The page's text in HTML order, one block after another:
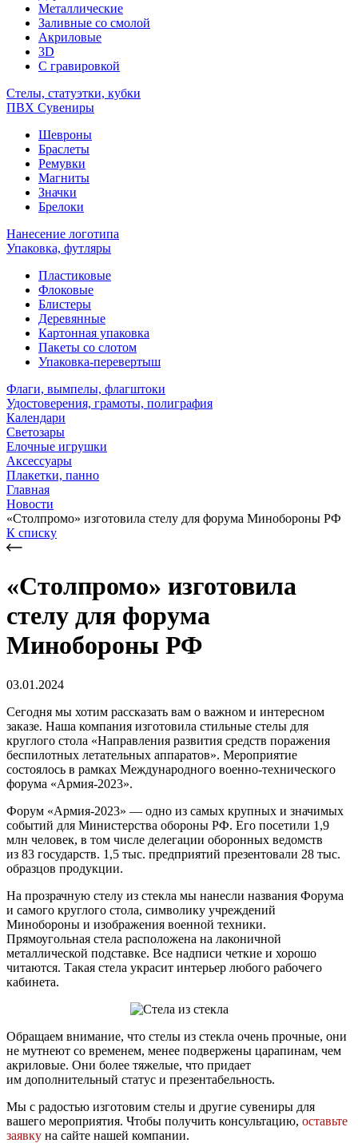
Металлические
Заливные со смолой
Акриловые
3D
C гравировкой
Стелы, статуэтки, кубки
ПВХ Сувениры
Шевроны
Браслеты
Ремувки
Магниты
Значки
Брелоки
Нанесение логотипа
Упаковка, футляры
Пластиковые
Флоковые
Блистеры
Деревянные
Картонная упаковка
Пакеты со слотом
Упаковка-перевертыш
Флаги, вымпелы, флагштоки
Удостоверения, грамоты, полиграфия
Календари
Светозары
Елочные игрушки
Аксессуары
Плакетки, панно
Главная
Новости
«Столпромо» изготовила стелу для форума Минобороны РФ
К списку
«Столпромо» изготовила
стелу для форума
Минобороны РФ
03.01.2024
Сегодня мы хотим рассказать вам о важном и интересном
заказе. Наша компания изготовила стильные стелы для
круглого стола «Направления развития средств поражения
беспилотных летательных аппаратов». Мероприятие
состоялось в рамках Международного военно-технического
форума «Армия-2023».
Форум «Армия-2023» — одно из самых крупных и значимых
событий для Министерства обороны РФ. Его посетили 1,9
млн человек, в том числе делегации оборонных ведомств
из 83 государств. 1,5 тыс. предприятий презентовали 28 тыс.
образцов продукции.
На прозрачную стелу из стекла мы нанесли названия Форума
и самого круглого стола, символику учреждений
Минобороны и изображения военной техники.
Прямоугольная стела расположена на лаконичной
металлической подставке. Все надписи четкие и хорошо
читаются. Такая стела украсит интерьер любого рабочего
кабинета.
Обращаем внимание, что стелы из стекла очень прочные, они
не мутнеют со временем, менее подвержены царапинам, чем
акриловые. Они более тяжелые, что придает
им дополнительный статус и презентабельность.
Мы с радостью изготовим стелы и другие сувениры для
вашего мероприятия. Чтобы получить консультацию, оставьте
заявку на сайте нашей компании.